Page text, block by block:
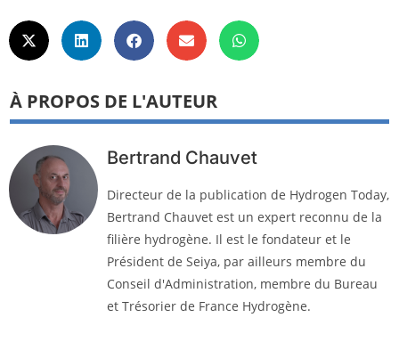
À PROPOS DE L'AUTEUR
Bertrand Chauvet
Directeur de la publication de Hydrogen Today,
Bertrand Chauvet est un expert reconnu de la
filière hydrogène. Il est le fondateur et le
Président de Seiya, par ailleurs membre du
Conseil d'Administration, membre du Bureau
et Trésorier de France Hydrogène.